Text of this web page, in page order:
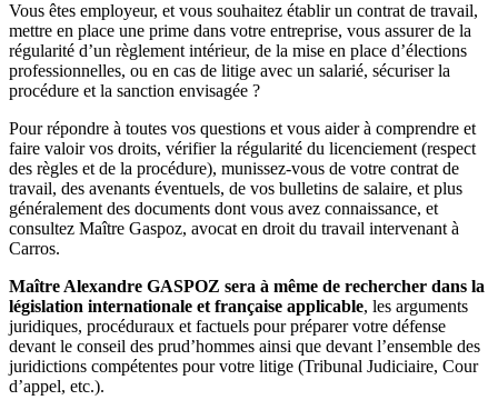
Vous êtes employeur, et vous souhaitez établir un contrat de travail,
mettre en place une prime dans votre entreprise, vous assurer de la
régularité d’un règlement intérieur, de la mise en place d’élections
professionnelles, ou en cas de litige avec un salarié, sécuriser la
procédure et la sanction envisagée ?
Pour répondre à toutes vos questions et vous aider à comprendre et
faire valoir vos droits, vérifier la régularité du licenciement (respect
des règles et de la procédure), munissez-vous de votre contrat de
travail, des avenants éventuels, de vos bulletins de salaire, et plus
généralement des documents dont vous avez connaissance, et
consultez Maître Gaspoz, avocat en droit du travail intervenant à
Carros.
Maître Alexandre GASPOZ sera à même de rechercher dans la
législation internationale et française applicable, les arguments
juridiques, procéduraux et factuels pour préparer votre défense
devant le conseil des prud’hommes ainsi que devant l’ensemble des
juridictions compétentes pour votre litige (Tribunal Judiciaire, Cour
d’appel, etc.).